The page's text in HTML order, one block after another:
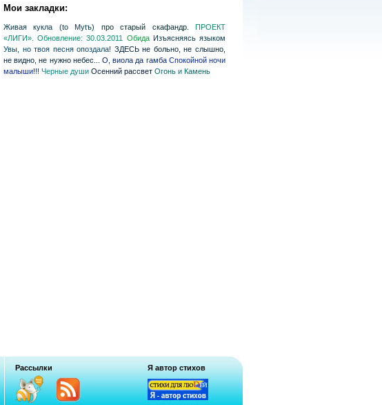
Мои закладки:
Живая кукла (to Муtъ) про старый скафандр.
ПРОЕКТ
«ЛИГИ». Обновление: 30.03.2011
Обида Изъясняясь языком
Увы, но твоя песня опоздала! ЗДЕСЬ не больно, не слышно,
не видно, не нужно небес...
О, виола да гамба Спокойной ночи
малыши!!! Черные души Осенний рассвет Огонь и Камень
Рассылки Я автор стихов